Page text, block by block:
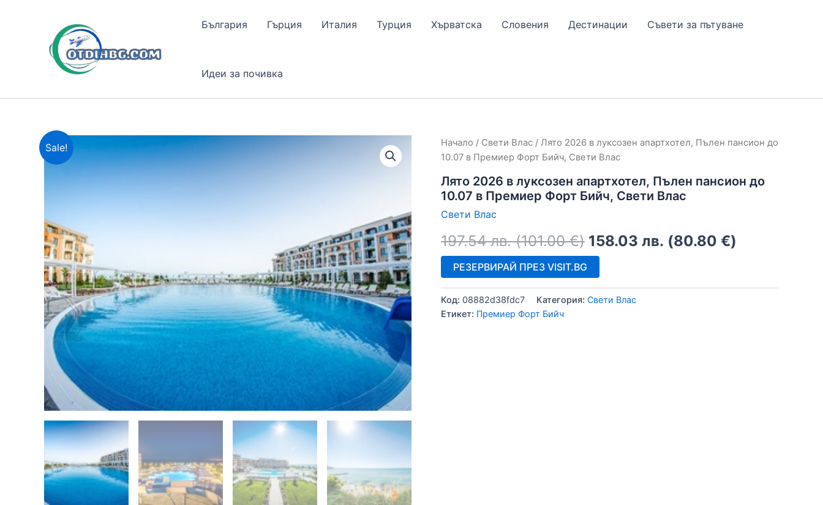
България Гърция Италия Турция Хърватска Словения Дестинации Съвети за пътуване
Идеи за почивка
Sale! Начало / Свети Влас / Лято 2026 в луксозен апартхотел, Пълен пансион до
10.07 в Премиер Форт Бийч, Свети Влас
Лято 2026 в луксозен апартхотел, Пълен пансион до
10.07 в Премиер Форт Бийч, Свети Влас
Свети Влас
197.54лв. (101.00€) 158.03 лв. (80.80 €)
РЕЗЕРВИРАЙ ПРЕЗ VISIT.BG
Код: 08882d38fdc7 Категория: Свети Влас
Етикет: Премиер Форт Бийч